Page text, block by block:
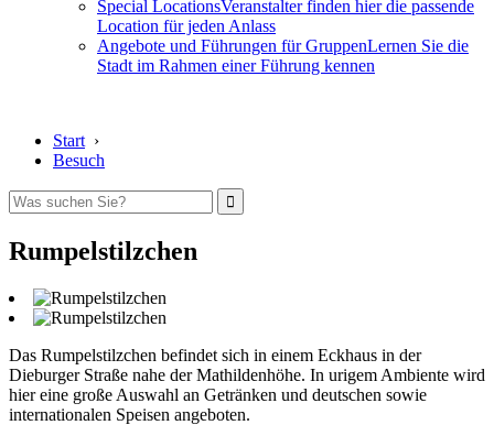
Special LocationsVeranstalter finden hier die passende
Location für jeden Anlass
Angebote und Führungen für GruppenLernen Sie die
Stadt im Rahmen einer Führung kennen
Start ›
Besuch
Rumpelstilzchen
Das Rumpelstilzchen befindet sich in einem Eckhaus in der
Dieburger Straße nahe der Mathildenhöhe. In urigem Ambiente wird
hier eine große Auswahl an Getränken und deutschen sowie
internationalen Speisen angeboten.